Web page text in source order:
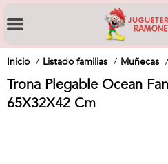
Inicio Listado familias Muñecas
Trona Plegable Ocean
65X32X42 Cm